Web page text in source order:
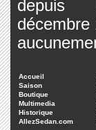
Accueil
Saison
Boutique
Multimedia
Historique
AllezSedan.com